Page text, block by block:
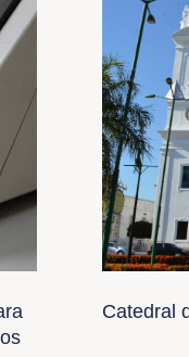
Catedral